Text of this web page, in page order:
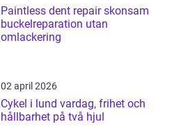
Paintless dent repair skonsam
buckelreparation utan
omlackering
02 april 2026
Cykel i lund vardag, frihet och
hållbarhet på två hjul